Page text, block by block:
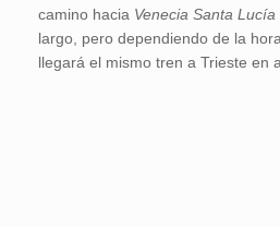
camino hacia Venecia Santa Lucía
largo, pero dependiendo de la
llegará el mismo tren a Trieste en